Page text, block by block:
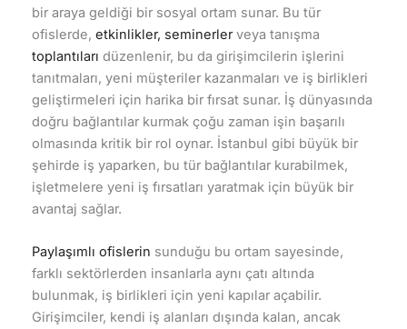
bir araya geldiği bir sosyal ortam sunar. Bu tür
ofislerde, etkinlikler, seminerlerveya tanışma
toplantıları düzenlenir, bu da girişimcilerin işlerini
tanıtmaları, yeni müşteriler kazanmaları ve iş birlikleri
geliştirmeleri için harika bir fırsat sunar. İş dünyasında
doğru bağlantılar kurmak çoğu zaman işin başarılı
olmasında kritik bir rol oynar. İstanbul gibi büyük bir
şehirde iş yaparken, bu tür bağlantılar kurabilmek,
işletmelere yeni iş fırsatları yaratmak için büyük bir
avantaj sağlar.
Paylaşımlı ofislerin sunduğu bu ortam sayesinde,
farklı sektörlerden insanlarla aynı çatı altında
bulunmak, iş birlikleri için yeni kapılar açabilir.
Girişimciler, kendi iş alanları dışında kalan, ancak